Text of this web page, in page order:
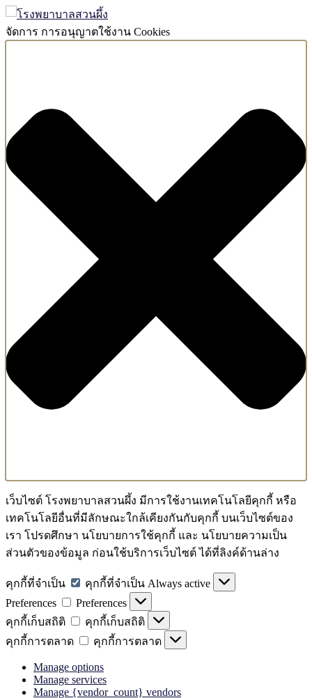
จัดการ การอนุญาตใช้งาน Cookies
เว็บไซต์ โรงพยาบาลสวนผึ้ง มีการใช้งานเทคโนโลยีคุกกี้ หรือ
เทคโนโลยีอื่นที่มีลักษณะใกล้เคียงกันกับคุกกี้ บนเว็บไซต์ของ
เรา โปรดศึกษา นโยบายการใช้คุกกี้ และ นโยบายความเป็น
ส่วนตัวของข้อมูล ก่อนใช้บริการเว็บไซต์ ได้ที่ลิงค์ด้านล่าง
คุกกี้ที่จำเป็น คุกกี้ที่จำเป็น Always active
Preferences
Preferences
คุกกี้เก็บสถิติ
คุกกี้เก็บสถิติ
คุกกี้การตลาด
คุกกี้การตลาด
Manage options
Manage services
Manage {vendor_count} vendors